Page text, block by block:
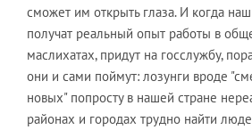
сможет им открыть глаза. И когда
получат реальный опыт работы в
маслихатах, придут на госслужбу,
они и сами поймут: лозунги вроде
новых" попросту в нашей стране
районах и городах трудно найти